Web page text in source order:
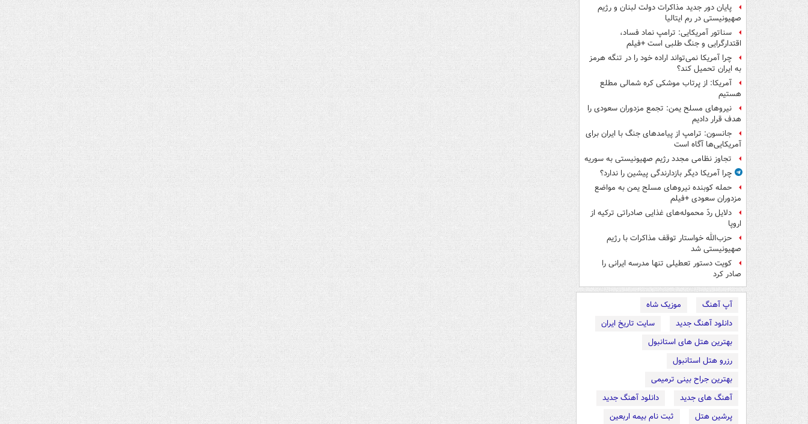
پایان دور جدید مذاکرات دولت لبنان و رژیم
صهیونیستی در رم ایتالیا
سناتور آمریکایی: ترامپ نماد فساد،
اقتدارگرایی و جنگ طلبی است +فیلم
چرا آمریکا نمی‌تواند اراده خود را در تنگه هرمز
به ایران تحمیل کند؟
آمریکا: از پرتاب موشکی کره شمالی مطلع
هستیم
نیروهای مسلح یمن: تجمع مزدوران سعودی را
هدف قرار دادیم
جانسون: ترامپ از پیامدهای جنگ با ایران برای
آمریکایی‌ها آگاه است
تجاوز نظامی مجدد رژیم صهیونیستی به سوریه
چرا آمریکا دیگر بازدارندگی پیشین را ندارد؟
حمله کوبنده نیروهای مسلح یمن به مواضع
مزدوران سعودی +فیلم
دلایل ردّ محموله‌های غذایی صادراتی ترکیه از
اروپا
حزب‌الله خواستار توقف مذاکرات با رژیم
صهیونیستی شد
کویت دستور تعطیلی تنها مدرسه ایرانی را
صادر کرد
آپ آهنگ
موزیک شاه
دانلود آهنگ جدید
سایت تاریخ ایران
بهترین هتل های استانبول
رزرو هتل استانبول
بهترین جراح بینی ترمیمی
آهنگ های جدید
دانلود آهنگ جدید
پرشین هتل
ثبت نام بیمه اربعین